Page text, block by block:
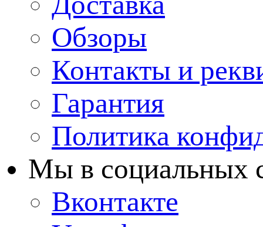
Обзоры
Контакты и
Гарантия
Политика
Мы в cоциальных
Вконтакте